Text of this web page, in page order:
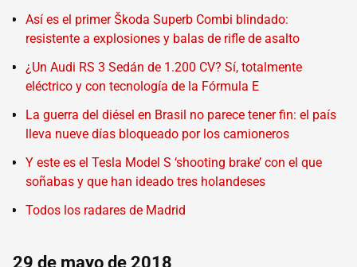
Así es el primer Škoda Superb Combi blindado:
resistente a explosiones y balas de rifle de asalto
¿Un Audi RS 3 Sedán de 1.200 CV? Sí, totalmente
eléctrico y con tecnología de la Fórmula E
La guerra del diésel en Brasil no parece tener fin: el país
lleva nueve días bloqueado por los camioneros
Y este es el Tesla Model S ‘shooting brake’ con el que
soñabas y que han ideado tres holandeses
Todos los radares de Madrid
29 de mayo de 2018